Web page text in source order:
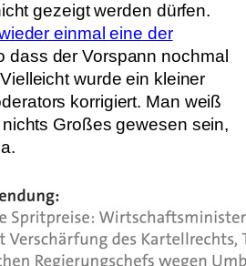
gezeigt werden dürfen.
einmal eine der
dass der Vorspann nochmal
wurde ein kleiner
korrigiert. Man weiß
Großes gewesen sein,